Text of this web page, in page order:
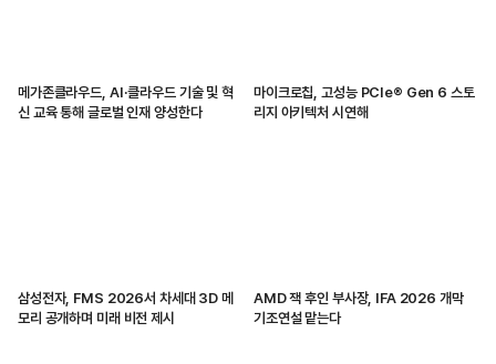
메가존클라우드, AI·클라우드 기술 및 혁
신 교육 통해 글로벌 인재 양성한다
마이크로칩, 고성능 PCIe® Gen 6 스토
리지 아키텍처 시연해
삼성전자, FMS 2026서 차세대 3D 메
모리 공개하며 미래 비전 제시
AMD 잭 후인 부사장, IFA 2026 개막
기조연설 맡는다